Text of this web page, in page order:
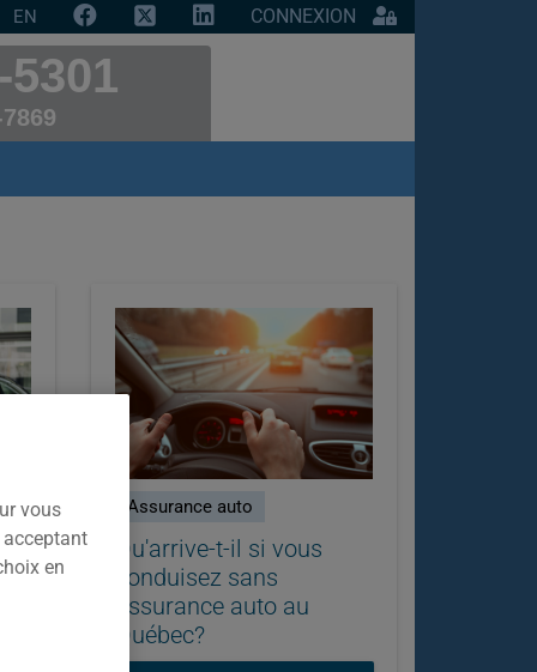
EN CONNEXION
5301
Assurance auto
Qu'arrive-t-il si vous
conduisez sans
assurance auto au
Québec?
vous
acceptant
en